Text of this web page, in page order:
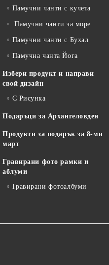
Памучни чанти с кучета
Памучни чанти за море
Памучни чанти с Бухал
Памучна чанта Йога
Избери продукт и направи
свой дизайн
С Рисунка
Подаръци за Архангеловден
Продукти за подарък за 8-ми
март
Гравирани фото рамки и
аблуми
Гравирани фотоалбуми